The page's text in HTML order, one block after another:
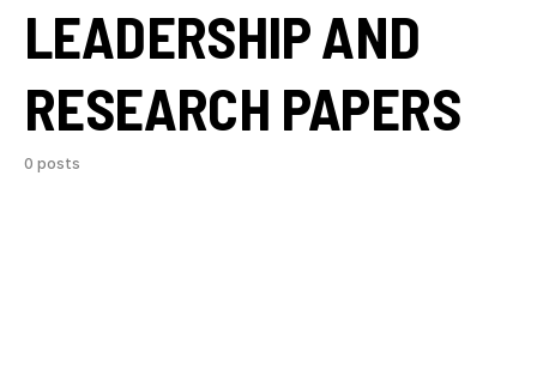
LEADERSHIP AND
RESEARCH PAPERS
0 posts